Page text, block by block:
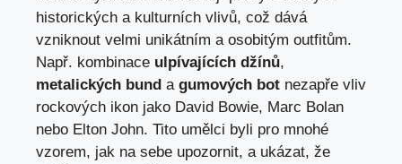
historických a kulturních vlivů, což dává
vzniknout velmi unikátním a osobitým outfitům.
Např. kombinace ulpívajících džínů,
metalických bund a gumových bot nezapře vliv
rockových ikon jako David Bowie, Marc Bolan
nebo Elton John. Tito umělci byli pro mnohé
vzorem, jak na sebe upozornit, a ukázat, že